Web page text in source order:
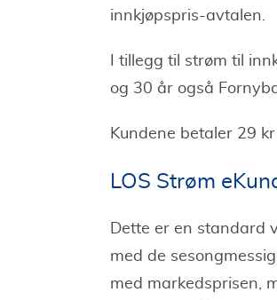
innkjøpspris-avtalen.
I tillegg til strøm til
og 30 år også
Kundene betaler 29
LOS Strøm
Dette er en standard
med de
med markedsprisen,